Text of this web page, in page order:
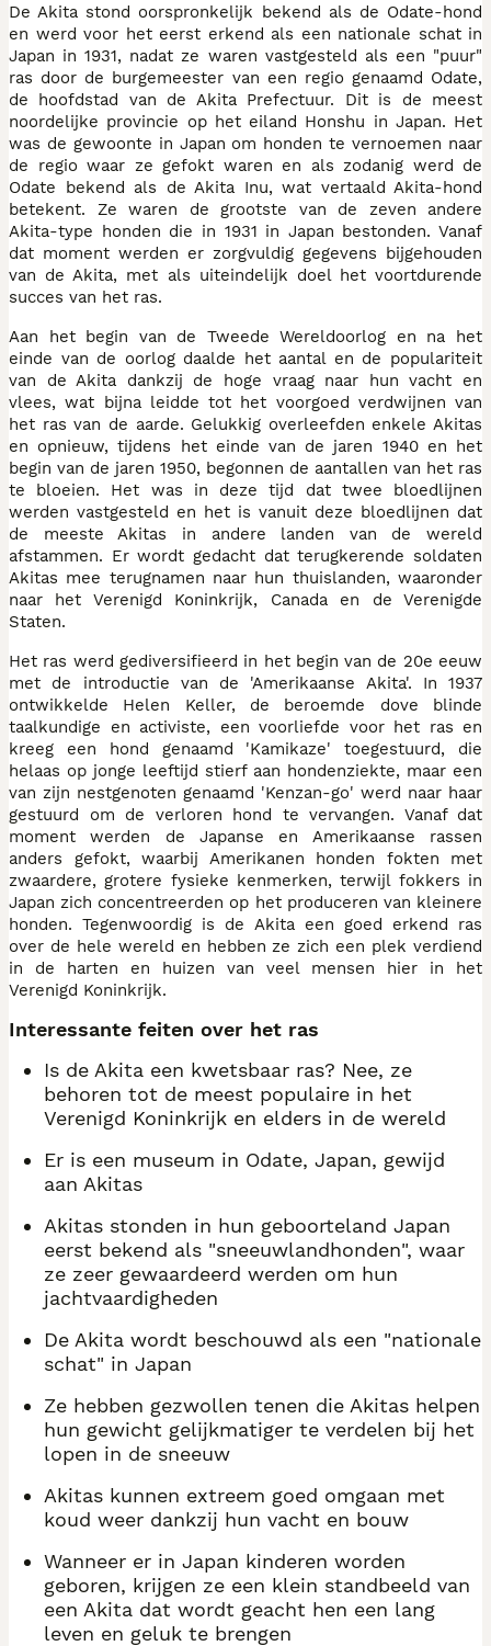
De Akita stond oorspronkelijk bekend als de Odate-hond
en werd voor het eerst erkend als een nationale schat in
Japan in 1931, nadat ze waren vastgesteld als een "puur"
ras door de burgemeester van een regio genaamd Odate,
de hoofdstad van de Akita Prefectuur. Dit is de meest
noordelijke provincie op het eiland Honshu in Japan. Het
was de gewoonte in Japan om honden te vernoemen naar
de regio waar ze gefokt waren en als zodanig werd de
Odate bekend als de Akita Inu, wat vertaald Akita-hond
betekent. Ze waren de grootste van de zeven andere
Akita-type honden die in 1931 in Japan bestonden. Vanaf
dat moment werden er zorgvuldig gegevens bijgehouden
van de Akita, met als uiteindelijk doel het voortdurende
succes van het ras.
Aan het begin van de Tweede Wereldoorlog en na het
einde van de oorlog daalde het aantal en de populariteit
van de Akita dankzij de hoge vraag naar hun vacht en
vlees, wat bijna leidde tot het voorgoed verdwijnen van
het ras van de aarde. Gelukkig overleefden enkele Akitas
en opnieuw, tijdens het einde van de jaren 1940 en het
begin van de jaren 1950, begonnen de aantallen van het ras
te bloeien. Het was in deze tijd dat twee bloedlijnen
werden vastgesteld en het is vanuit deze bloedlijnen dat
de meeste Akitas in andere landen van de wereld
afstammen. Er wordt gedacht dat terugkerende soldaten
Akitas mee terugnamen naar hun thuislanden, waaronder
naar het Verenigd Koninkrijk, Canada en de Verenigde
Staten.
Het ras werd gediversifieerd in het begin van de 20e eeuw
met de introductie van de 'Amerikaanse Akita'. In 1937
ontwikkelde Helen Keller, de beroemde dove blinde
taalkundige en activiste, een voorliefde voor het ras en
kreeg een hond genaamd 'Kamikaze' toegestuurd, die
helaas op jonge leeftijd stierf aan hondenziekte, maar een
van zijn nestgenoten genaamd 'Kenzan-go' werd naar haar
gestuurd om de verloren hond te vervangen. Vanaf dat
moment werden de Japanse en Amerikaanse rassen
anders gefokt, waarbij Amerikanen honden fokten met
zwaardere, grotere fysieke kenmerken, terwijl fokkers in
Japan zich concentreerden op het produceren van kleinere
honden. Tegenwoordig is de Akita een goed erkend ras
over de hele wereld en hebben ze zich een plek verdiend
in de harten en huizen van veel mensen hier in het
Verenigd Koninkrijk.
Interessante feiten over het ras
Is de Akita een kwetsbaar ras? Nee, ze
behoren tot de meest populaire in het
Verenigd Koninkrijk en elders in de wereld
Er is een museum in Odate, Japan, gewijd
aan Akitas
Akitas stonden in hun geboorteland Japan
eerst bekend als "sneeuwlandhonden", waar
ze zeer gewaardeerd werden om hun
jachtvaardigheden
De Akita wordt beschouwd als een "nationale
schat" in Japan
Ze hebben gezwollen tenen die Akitas helpen
hun gewicht gelijkmatiger te verdelen bij het
lopen in de sneeuw
Akitas kunnen extreem goed omgaan met
koud weer dankzij hun vacht en bouw
Wanneer er in Japan kinderen worden
geboren, krijgen ze een klein standbeeld van
een Akita dat wordt geacht hen een lang
leven en geluk te brengen